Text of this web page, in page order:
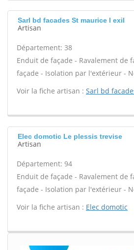
Sarl bd facades St maurice l exil
Artisan
Département: 38
Enduit de façade - Ravalement de
façade - Isolation par l'extérieur -
Voir la fiche artisan : Sarl bd
Elec domotic Le plessis trevise
Artisan
Département: 94
Enduit de façade - Ravalement de
façade - Isolation par l'extérieur -
Voir la fiche artisan : Elec domotic